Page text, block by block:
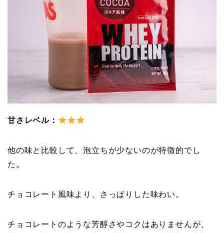
甘さレベル：
他の味と比較して、泡立ちが少ないのが特徴的でし
た。
チョコレート風味より、さっぱりした味わい。
チョコレートのような芳醇さやコクはありませんが、